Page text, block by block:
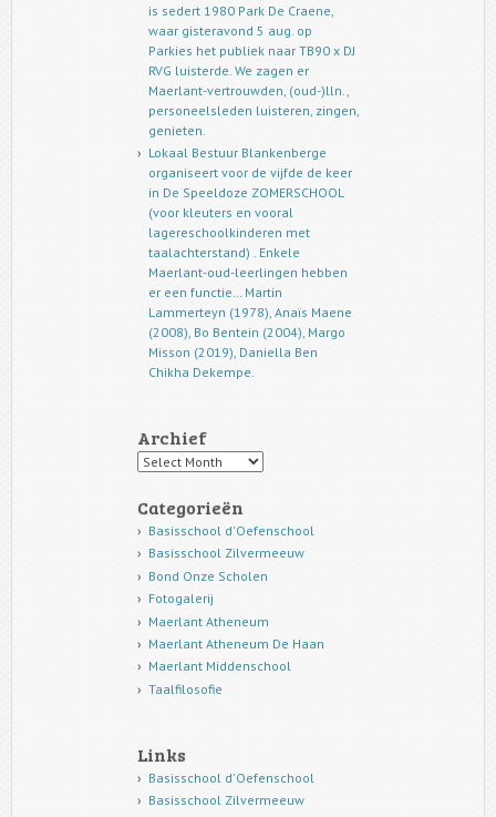
is sedert 1980 Park De Craene,
waar gisteravond 5 aug. op
Parkies het publiek naar TB90 x DJ
RVG luisterde. We zagen er
Maerlant-vertrouwden, (oud-)lln.,
personeelsleden luisteren, zingen,
genieten.
Lokaal Bestuur Blankenberge
organiseert voor de vijfde de keer
in De Speeldoze ZOMERSCHOOL
(voor kleuters en vooral
lagereschoolkinderen met
taalachterstand) . Enkele
Maerlant-oud-leerlingen hebben
er een functie… Martin
Lammerteyn (1978), Anaïs Maene
(2008), Bo Bentein (2004), Margo
Misson (2019), Daniella Ben
Chikha Dekempe.
Archief
Archief
Categorieën
Basisschool d'Oefenschool
Basisschool Zilvermeeuw
Bond Onze Scholen
Fotogalerij
Maerlant Atheneum
Maerlant Atheneum De Haan
Maerlant Middenschool
Taalfilosofie
Links
Basisschool d'Oefenschool
Basisschool Zilvermeeuw